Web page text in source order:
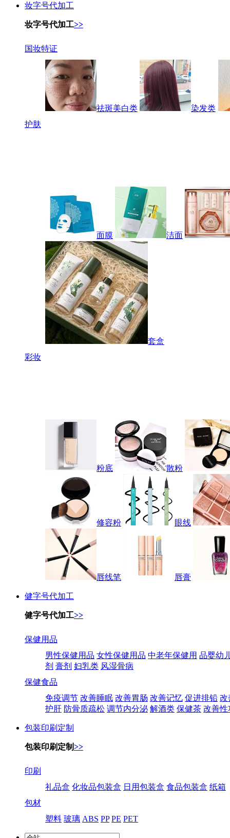
妆字号代加工
妆字号代加工>>
国妆特证
祛斑美白类
染发类
护肤
面膜 洁面
套盒
彩妆
粉底 散粉
修容粉 眼线
唇线笔 唇膏
健字号代加工
健字号代加工>>
保健用品
男性保健用品 女性保健用品 中老年保健用 品婴幼
剂 膏剂 妇乳类 风湿骨病
保健食品
免疫调节 改善睡眠 改善胃肠 改善记忆 促进排铅 改
护肝 防骨质疏松 调节内分泌 解酒类 保健茶 改善性
包装印刷定制
包装印刷定制>>
印刷
礼品盒 化妆品包装盒 日用包装盒 食品包装盒 纸箱
包材
塑料 玻璃 ABS PP PE PET